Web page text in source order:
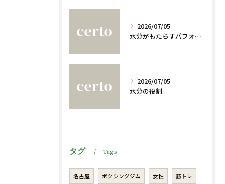
2026/07/05
水分がもたらすパフォーマンスへの影響
2026/07/05
水分の役割
タグ Tags
名古屋 ボクシングジム 女性 筋トレ